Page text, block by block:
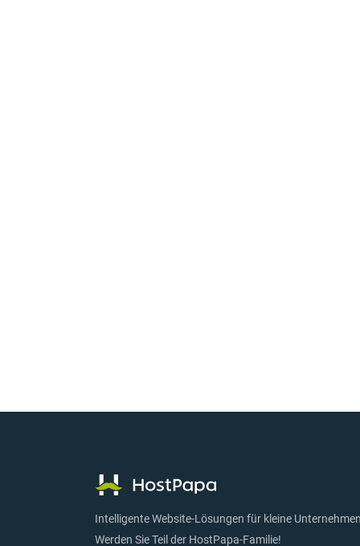
Intelligente Website-Lösungen für kleine
Werden Sie Teil der HostPapa-Familie!